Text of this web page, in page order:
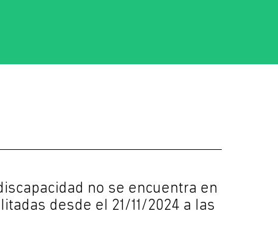
no se encuentra en
desde el 21/11/2024 a las